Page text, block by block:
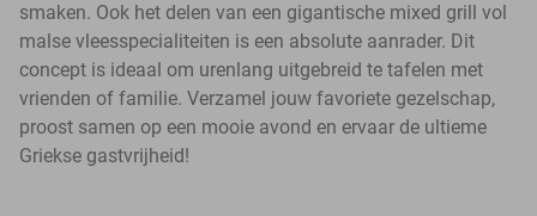
smaken. Ook het delen van een gigantische mixed grill vol
malse vleesspecialiteiten is een absolute aanrader. Dit
concept is ideaal om urenlang uitgebreid te tafelen met
vrienden of familie. Verzamel jouw favoriete gezelschap,
proost samen op een mooie avond en ervaar de ultieme
Griekse gastvrijheid!